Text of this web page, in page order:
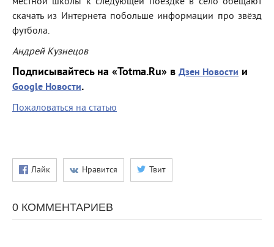
скачать из Интернета побольше информации про звёзд
футбола.
Андрей Кузнецов
Подписывайтесь на «Totma.Ru» в Дзен Новости и
Google Новости.
Пожаловаться на статью
Лайк Нравится Твит
0 КОММЕНТАРИЕВ